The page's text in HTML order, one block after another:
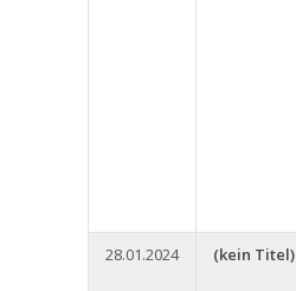
28.01.2024 (kein Titel)